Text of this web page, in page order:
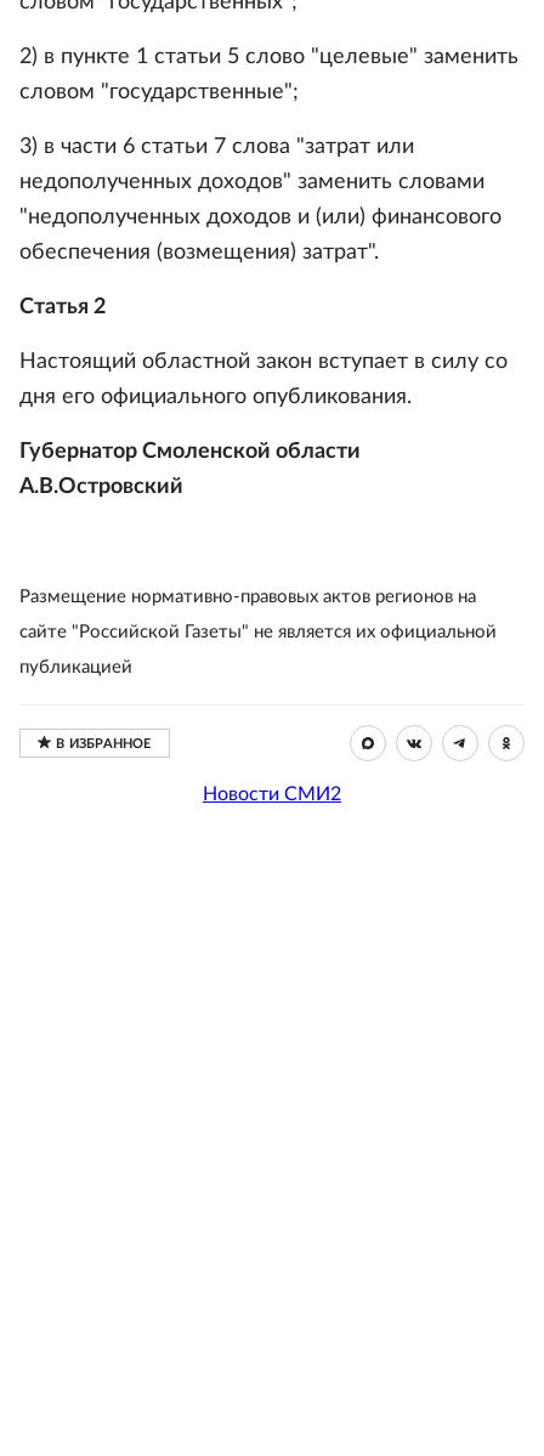
2) в пункте 1 статьи 5 слово "целевые" заменить
словом "государственные";
3) в части 6 статьи 7 слова "затрат или
недополученных доходов" заменить словами
"недополученных доходов и (или) финансового
обеспечения (возмещения) затрат".
Статья 2
Настоящий областной закон вступает в силу со
дня его официального опубликования.
Губернатор Смоленской области
А.В.Островский
Размещение нормативно-правовых актов регионов на
сайте "Российской Газеты" не является их официальной
публикацией
Новости СМИ2